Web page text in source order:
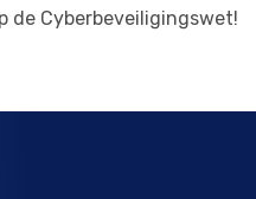
de Cyberbeveiligingswet!